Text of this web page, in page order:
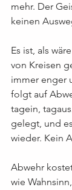
mehr. Der
keinen
Es ist, als
von Kreisen
immer enger
folgt auf
tagein,
gelegt, und
wieder. Kein
Abwehr
wie